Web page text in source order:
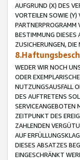
AUFGRUND (X) DES
VORTEILEN SOWIE
PARTNERPROGRAMM
BESTIMMUNG DIESES
ZUSICHERUNGEN,
WEDER WIR NOCH
ODER
NUTZUNGSAUSFALL
DES AUFTRETENS
SERVICEANGEBOTEN
ZEITPUNKT DES
ZAHLENDEN
AUF
DIESES ABSATZES
EINGESCHRÄNKT